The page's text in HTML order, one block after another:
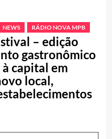
NEWS RÁDIO NOVA MPB
– edição
gastronômico
capital em
local,